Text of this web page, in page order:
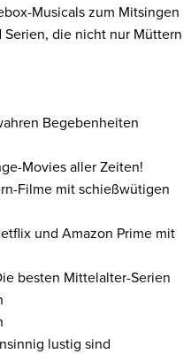
Musicals zum Mitsingen
die nicht nur Müttern
Begebenheiten
Movies aller Zeiten!
Filme mit schießwütigen
und Amazon Prime mit
besten Mittelalter-Serien
lustig sind